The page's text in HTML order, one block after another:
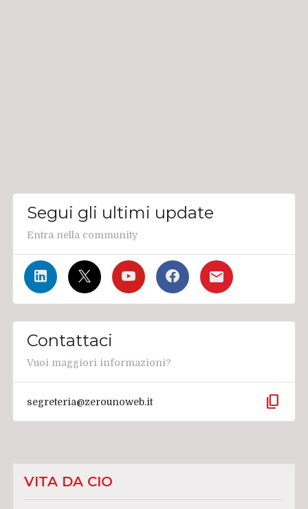
Segui gli ultimi update
Entra nella community
Contattaci
Vuoi maggiori informazioni?
segreteria@zerounoweb.it content_copy
VITA DA CIO